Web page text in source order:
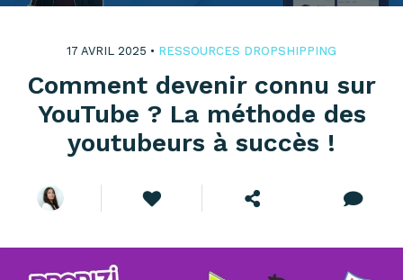
17 AVRIL 2025 • RESSOURCES DROPSHIPPING
Comment devenir connu sur
YouTube ? La méthode des
youtubeurs à succès !